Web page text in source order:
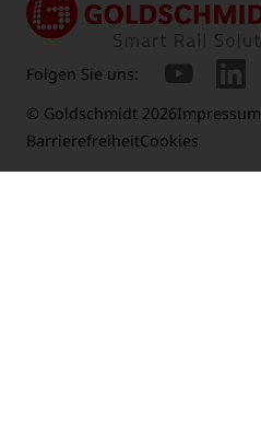
© Goldschmidt 2026Impressum
BarrierefreiheitCookies
Folgen Sie uns: